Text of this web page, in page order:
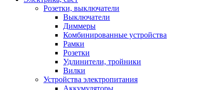
Розетки, выключатели
Выключатели
Диммеры
Комбинированные устройства
Рамки
Розетки
Удлинители, тройники
Вилки
Устройства электропитания
Аккумуляторы